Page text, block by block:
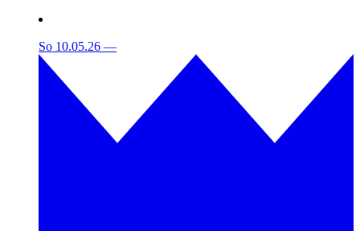
So 10.05.26 —